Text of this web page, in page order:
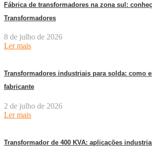
Fábrica de transformadores na zona sul:
Transformadores
8 de julho de 2026
Ler mais
Transformadores industriais para solda: como
fabricante
2 de julho de 2026
Ler mais
Transformador de 400 KVA: aplicações